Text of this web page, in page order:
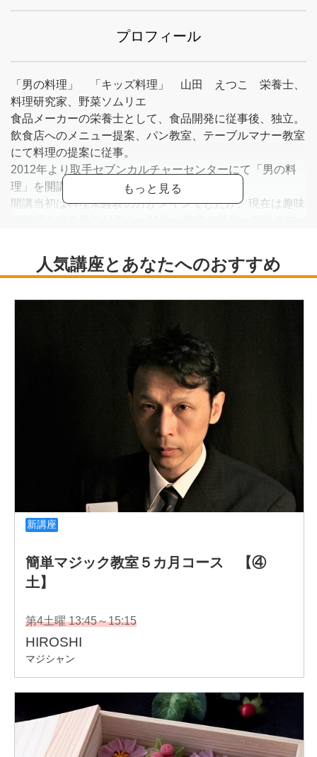
プロフィール
「男の料理」 「キッズ料理」 山田 えつこ 栄養士、
料理研究家、野菜ソムリエ
食品メーカーの栄養士として、食品開発に従事後、独立。
飲食店へのメニュー提案、パン教室、テーブルマナー教室
にて料理の提案に従事。
2012年より取手セブンカルチャーセンターにて「男の料
理」を開講。その後、亀有、西新井と開講。
開講当初は料理未経験の方がメインでしたが、現在は趣味
2015年より、亀有、溝の口にて「キッズ料理」を開講。
料理を作る楽しさ、食べる事の大切さを学べる食育の講座
育てられた教室となっています。